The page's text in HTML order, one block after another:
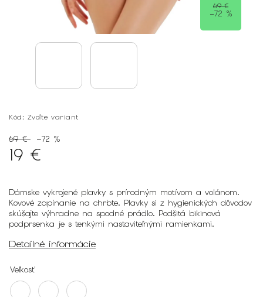
69 €
–72 %
Kód: Zvoľte variant
69 € –72 %
19 €
Dámske vykrojené plavky s prírodným motívom a volánom.
Kovové zapínanie na chrbte. Plavky si z hygienických dôvodov
skúšajte výhradne na spodné prádlo. Podšitá bikinová
podprsenka je s tenkými nastaviteľnými ramienkami.
Detailné informácie
Veľkosť